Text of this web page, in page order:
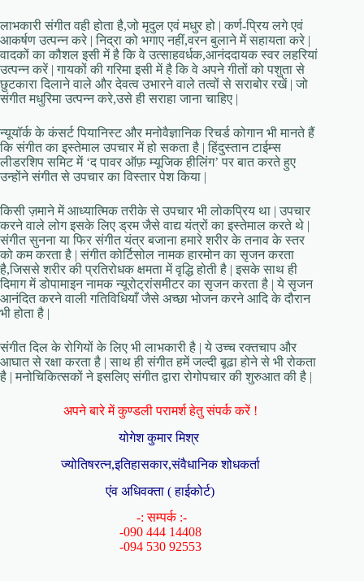
लाभकारी संगीत वही होता है,जो मृदुल एवं मधुर हो | कर्ण-प्रिय लगे एवं
आकर्षण उत्पन्न करे | निद्रा को भगाए नहीं,वरन बुलाने में सहायता करे |
वादकों का कौशल इसी में है कि वे उत्साहवर्धक,आनंददायक स्वर लहरियां
उत्पन्न करें | गायकों की गरिमा इसी में है कि वे अपने गीतों को पशुता से
छुटकारा दिलाने वाले और देवत्व उभारने वाले तत्वों से सराबोर रखें | जो
संगीत मधुरिमा उत्पन्न करे,उसे ही सराहा जाना चाहिए |
न्यूयॉर्क के कंसर्ट पियानिस्ट और मनोवैज्ञानिक रिचर्ड कोगान भी मानते हैं
कि संगीत का इस्तेमाल उपचार में हो सकता है | हिंदुस्तान टाईम्स
लीडरशिप समिट में ‘द पावर ऑफ़ म्यूजिक हीलिंग’ पर बात करते हुए
उन्होंने संगीत से उपचार का विस्तार पेश किया |
किसी ज़माने में आध्यात्मिक तरीके से उपचार भी लोकप्रिय था | उपचार
करने वाले लोग इसके लिए ड्रम जैसे वाद्य यंत्रों का इस्तेमाल करते थे |
संगीत सुनना या फिर संगीत यंत्र बजाना हमारे शरीर के तनाव के स्तर
को कम करता है | संगीत कोर्टिसोल नामक हारमोन का सृजन करता
है,जिससे शरीर की प्रतिरोधक क्षमता में वृद्धि होती है | इसके साथ ही
दिमाग में डोपामाइन नामक न्यूरोट्रांसमीटर का सृजन करता है | ये सृजन
आनंदित करने वाली गतिविधियाँ जैसे अच्छा भोजन करने आदि के दौरान
भी होता है |
संगीत दिल के रोगियों के लिए भी लाभकारी है | ये उच्च रक्तचाप और
आघात से रक्षा करता है | साथ ही संगीत हमें जल्दी बूढा होने से भी रोकता
है | मनोचिकित्सकों ने इसलिए संगीत द्वारा रोगोपचार की शुरुआत की है |
अपने बारे में कुण्डली परामर्श हेतु संपर्क करें !
योगेश कुमार मिश्र
ज्योतिषरत्न,इतिहासकार,संवैधानिक शोधकर्ता
एंव अधिवक्ता ( हाईकोर्ट)
-: सम्पर्क :-
-090 444 14408
-094 530 92553